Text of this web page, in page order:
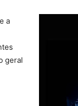
a
geral